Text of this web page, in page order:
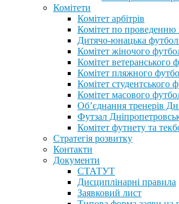
Комітети
Комітет арбітрів
Комітет по проведенню
Дитячо-юнацька
Комітет жіночого
Комітет ветеранського
Комітет пляжного
Комітет студентського
Комітет масового
Обʼєднання тренерів
Футзал
Комітет футнету та
Стратегія розвитку
Контакти
Документи
СТАТУТ
Дисциплінарні правила
Заявковий лист